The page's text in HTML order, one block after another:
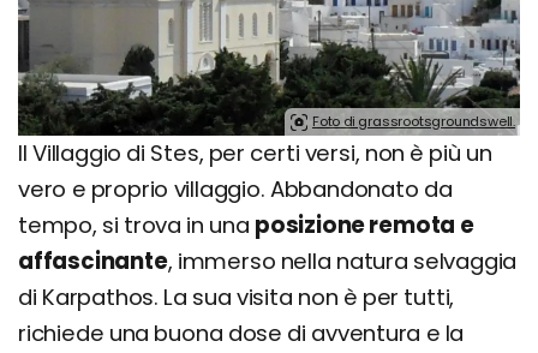
Foto di grassrootsgroundswell.
Il Villaggio di Stes, per certi versi, non è più un
vero e proprio villaggio. Abbandonato da
tempo, si trova in una posizione remota e
affascinante, immerso nella natura selvaggia
di Karpathos. La sua visita non è per tutti,
richiede una buona dose di avventura e la